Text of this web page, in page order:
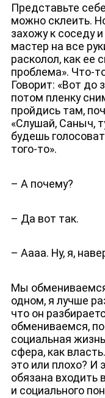
Представьте
можно склеить.
захожу к соседу
мастер на все
расколол, как ее
проблема». Что-
Говорит: «Вот до
потом пленку
пройдись там,
«Слушай, Саныч,
будешь
того-то».
– А почему?
– Да вот так.
– Аааа. Ну, я,
Мы
одном, я лучше
что он
обмениваемся,
социальная
сфера, как
это или плохо? И
обязана входить
и социального